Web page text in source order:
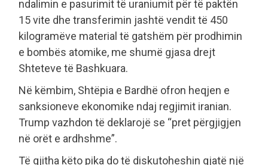
ndalimin e pasurimit të uraniumit për të paktën
15 vite dhe transferimin jashtë vendit të 450
kilogramëve material të gatshëm për prodhimin
e bombës atomike, me shumë gjasa drejt
Shteteve të Bashkuara.
Në këmbim, Shtëpia e Bardhë ofron heqjen e
sanksioneve ekonomike ndaj regjimit iranian.
Trump vazhdon të deklarojë se “pret përgjigjen
në orët e ardhshme”.
Të gjitha këto pika do të diskutoheshin gjatë një